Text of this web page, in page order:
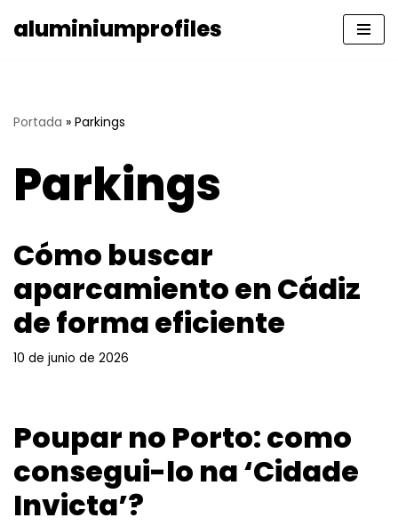
aluminiumprofiles
Portada » Parkings
Parkings
Cómo buscar
aparcamiento en Cádiz
de forma eficiente
10 de junio de 2026
Poupar no Porto: como
consegui-lo na ‘Cidade
Invicta’?